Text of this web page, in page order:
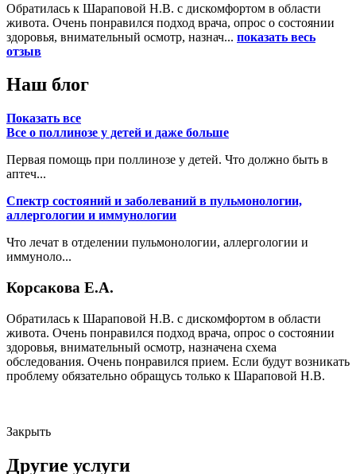
Обратилась к Шараповой Н.В. с дискомфортом в области
живота. Очень понравился подход врача, опрос о состоянии
здоровья, внимательный осмотр, назнач... показать весь
отзыв
Наш блог
Показать все
Все о поллинозе у детей и даже больше
Первая помощь при поллинозе у детей. Что должно быть в
аптеч...
Спектр состояний и заболеваний в пульмонологии,
аллергологии и иммунологии
Что лечат в отделении пульмонологии, аллергологии и
иммуноло...
Корсакова Е.А.
Обратилась к Шараповой Н.В. с дискомфортом в области
живота. Очень понравился подход врача, опрос о состоянии
здоровья, внимательный осмотр, назначена схема
обследования. Очень понравился прием. Если будут возникать
проблему обязательно обращусь только к Шараповой Н.В.
Закрыть
Другие услуги